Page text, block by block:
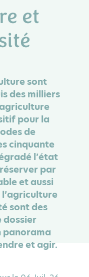
et
sont
des milliers
pour la
de
cinquante
l’état
par
et aussi
sont des
dossier
panorama
et agir.